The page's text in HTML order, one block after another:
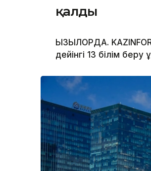
қалды
ҚЫЗЫЛОРДА.
дейінгі 13 білім